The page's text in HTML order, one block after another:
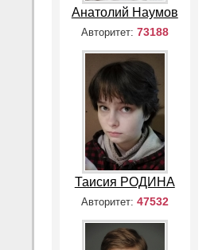
Анатолий Наумов
Авторитет: 73188
Таисия РОДИНА
Авторитет: 47532